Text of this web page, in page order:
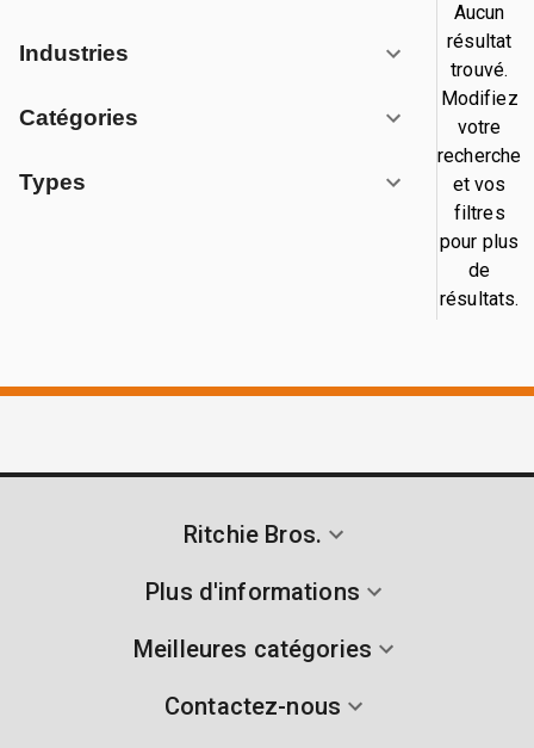
Industries
Catégories
Types
Aucun
résultat
trouvé.
Modifiez
votre
recherche
et vos
filtres
pour plus
de
résultats.
Ritchie Bros.
Plus d'informations
Meilleures catégories
Contactez-nous